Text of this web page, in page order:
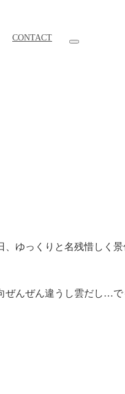
CONTACT
ゆっくりと名残惜しく景
んぜん違うし雲だし…